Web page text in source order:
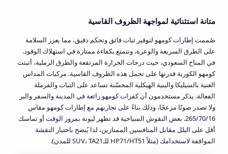
متانة استثنائية لمواجهة الظروف القاسية
صُممت إطارات كومهو لتوفير ثبات فائق وتحكم دقيق، مما يعزز السلامة
على الطرق السريعة والوعرة، وتتمتع بكفاءة ممتازة في استهلاك الوقود.
في المناخ السعودي، حيث درجات الحرارة المرتفعة والطرق الرملية، أثبتت
كومهو الكورية قدرتها على تحمل هذه الظروف القاسية. مركبات المداس
الغنية بالسيليكا والبنية الهيكلية المحسّنة تساعد على الثبات والفرملة
الفعالة. يذكر مستخدمون أن كفرات كومهو رائعة في المدينة والسفر والبر
ولا تصدر صوتًا مزعجًا، وذلك بناءً على تجاربهم مع إطارات كومهو مقاس
265/70/16. بعض النقوش السياحية قد تظهر ليونة بمرور الوقت أو تماسك
أقل على البلل مقابل المنافسين الممتازين، لذا يُنصح باختيار النقشة
الموافقة لاستخدامك (مثلاً HP71/HT51 للـSUV، TA21 للمدن).